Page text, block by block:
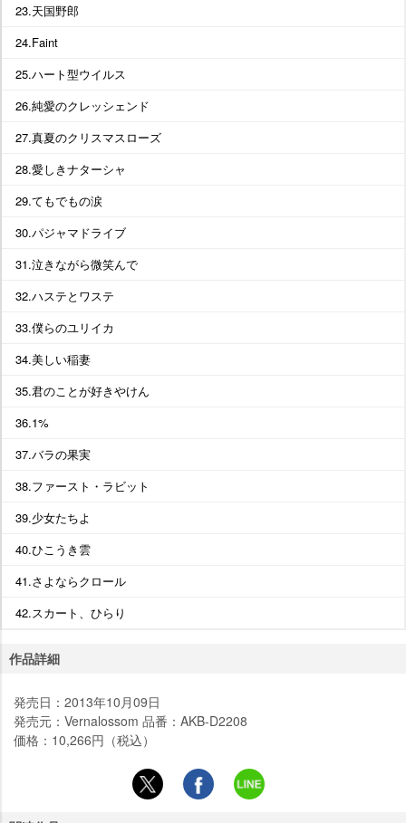
23.天国野郎
24.Faint
25.ハート型ウイルス
26.純愛のクレッシェンド
27.真夏のクリスマスローズ
28.愛しきナターシャ
29.てもでもの涙
30.パジャマドライブ
31.泣きながら微笑んで
32.ハステとワステ
33.僕らのユリイカ
34.美しい稲妻
35.君のことが好きやけん
36.1%
37.バラの果実
38.ファースト・ラビット
39.少女たちよ
40.ひこうき雲
41.さよならクロール
42.スカート、ひらり
作品詳細
発売日：2013年10月09日
発売元：Vernalossom 品番：AKB-D2208
価格：10,266円（税込）